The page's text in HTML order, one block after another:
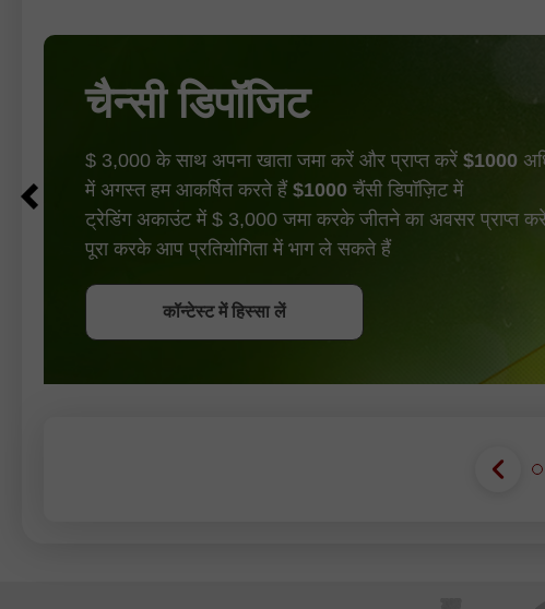
चैन्सी डिपॉजिट
$ 3,000 के साथ अपना खाता जमा करें और प्राप्त करें $1000
में अगस्त हम आकर्षित करते हैं $1000 चैंसी डिपॉज़िट में
ट्रेडिंग अकाउंट में $ 3,000 जमा करके जीतने का अवसर प्राप्त
पूरा करके आप प्रतियोगिता में भाग ले सकते हैं
कॉन्टेस्ट में हिस्सा लें
कॉन्टेस्ट में हिस्सा लें